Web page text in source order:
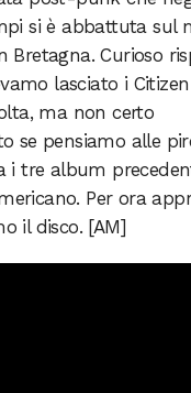
si è abbattuta sul
Bretagna. Curioso
lasciato i Citizen
ma non certo
se pensiamo alle
i tre album
Per ora
il disco. [AM]